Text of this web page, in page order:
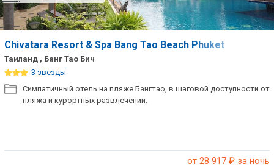
Chivatara Resort & Spa Bang Tao Beach Phuket
Таиланд , Банг Тао Бич
3 звезды
Симпатичный отель на пляже Бангтао, в шаговой доступности от
пляжа и курортных развлечений.
от 28 917 ₽ за ночь
Недорогие отели 4*
звезды
Лучшие отели 3* звезды
Недорогие отели 3*
Сетевые отели Турции
Сетевые отели ОАЭ